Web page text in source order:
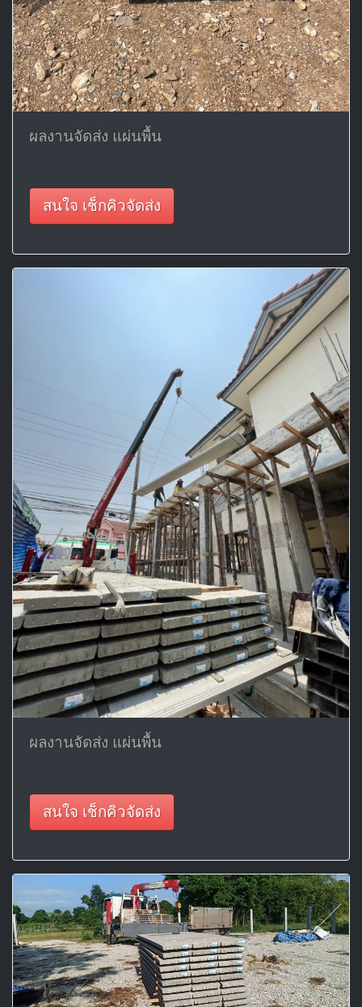
ผลงานจัดส่ง แผ่นพื้น
สนใจ เช็กคิวจัดส่ง
ผลงานจัดส่ง แผ่นพื้น
สนใจ เช็กคิวจัดส่ง